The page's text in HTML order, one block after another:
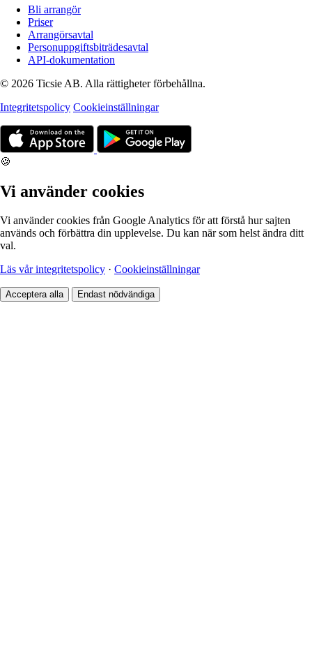
Bli arrangör
Priser
Arrangörsavtal
Personuppgiftsbiträdesavtal
API-dokumentation
© 2026 Ticsie AB. Alla rättigheter förbehållna.
Integritetspolicy Cookieinställningar
🍪
Vi använder cookies
Vi använder cookies från Google Analytics för att förstå hur sajten
används och förbättra din upplevelse. Du kan när som helst ändra ditt
val.
Läs vår integritetspolicy · Cookieinställningar
Acceptera alla Endast nödvändiga